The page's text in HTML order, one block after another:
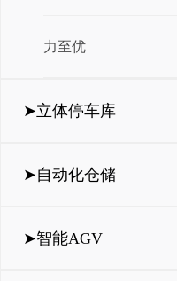
力至优
➤立体停车库
➤自动化仓储
➤智能AGV